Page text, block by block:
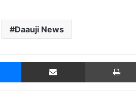
Daauji News
Messenger Share via Email